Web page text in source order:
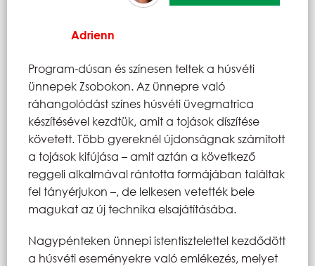
Adrienn
Program-dúsan és színesen teltek a húsvéti
ünnepek Zsobokon. Az ünnepre való
ráhangolódást színes húsvéti üvegmatrica
készítésével kezdtük, amit a tojások díszítése
követett. Több gyereknél újdonságnak számított
a tojások kifújása – amit aztán a következő
reggeli alkalmával rántotta formájában találtak
fel tányérjukon –, de lelkesen vetették bele
magukat az új technika elsajátításába.
Nagypénteken ünnepi istentisztelettel kezdődött
a húsvéti eseményekre való emlékezés, melyet